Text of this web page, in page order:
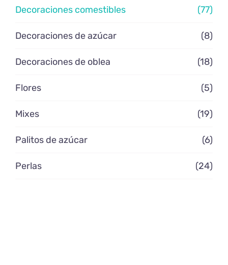
Decoraciones comestibles (77)
Decoraciones de azúcar (8)
Decoraciones de oblea (18)
Flores (5)
Mixes (19)
Palitos de azúcar (6)
Perlas (24)